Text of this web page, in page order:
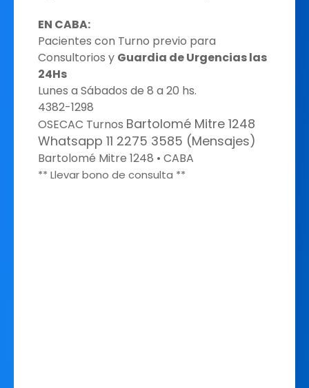
EN CABA:
Pacientes con Turno previo para
Consultorios y Guardia de Urgencias las
24Hs
Lunes a Sábados de 8 a 20 hs.
4382-1298
OSECAC Turnos Bartolomé Mitre 1248
Whatsapp 11 2275 3585 (Mensajes)
Bartolomé Mitre 1248 • CABA
** Llevar bono de consulta **